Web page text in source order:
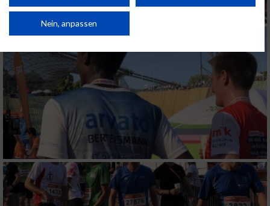
von Inhalten.
Daten können außerhalb der Europäischen Union weitergegeben und in die
Website/App.
Partnerliste anzeigen (1 IAB-Anbieter)
Wir nutzen Ihre Daten für folgende Zwecke:
IAB-Verarbeitungszwecke:
Speichern von oder Zugriff auf Informationen
auf einem Endgerät
Verwendung reduzierter Daten zur Auswahl
von Werbeanzeigen
Nein, anpassen